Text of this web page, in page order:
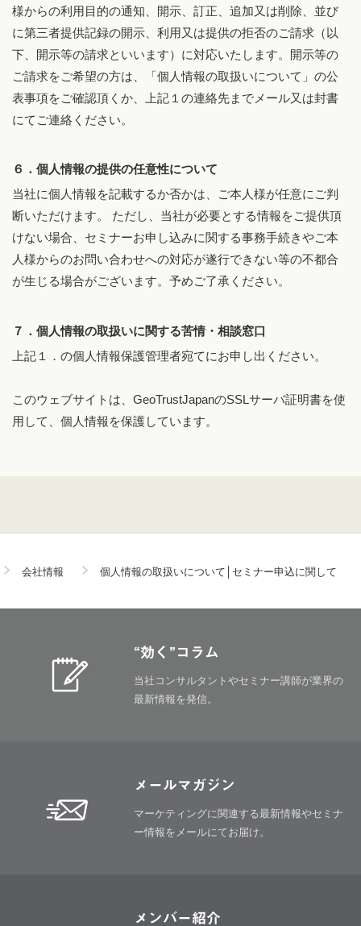
様からの利用目的の通知、開示、訂正、追加又は削除、並び
に第三者提供記録の開示、利用又は提供の拒否のご請求（以
下、開示等の請求といいます）に対応いたします。開示等の
ご請求をご希望の方は、「個人情報の取扱いについて」の公
表事項をご確認頂くか、上記１の連絡先までメール又は封書
にてご連絡ください。
６．個人情報の提供の任意性について
当社に個人情報を記載するか否かは、ご本人様が任意にご判
断いただけます。 ただし、当社が必要とする情報をご提供頂
けない場合、セミナーお申し込みに関する事務手続きやご本
人様からのお問い合わせへの対応が遂行できない等の不都合
が生じる場合がございます。予めご了承ください。
７．個人情報の取扱いに関する苦情・相談窓口
上記１．の個人情報保護管理者宛てにお申し出ください。
このウェブサイトは、GeoTrustJapanのSSLサーバ証明書を使
用して、個人情報を保護しています。
会社情報 個人情報の取扱いについて│セミナー申込に関して
“効く”コラム
当社コンサルタントやセミナー講師が業界の
最新情報を発信。
メールマガジン
マーケティングに関連する最新情報やセミナ
ー情報をメールにてお届け。
メンバー紹介